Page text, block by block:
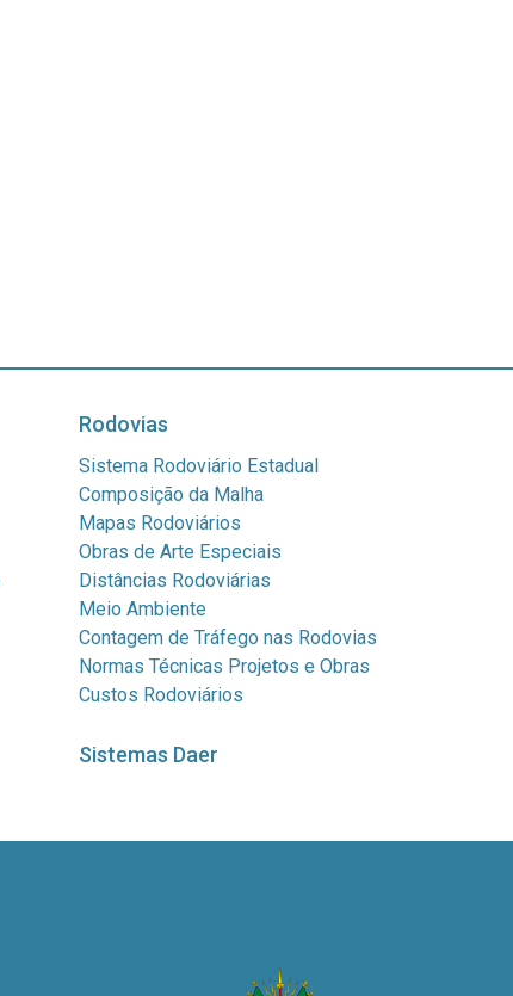
Rodovias
Sistema Rodoviário Estadual
Composição da Malha
Mapas Rodoviários
Obras de Arte Especiais
Distâncias Rodoviárias
Meio Ambiente
Contagem de Tráfego nas Rodovias
Normas Técnicas Projetos e Obras
Custos Rodoviários
Sistemas Daer